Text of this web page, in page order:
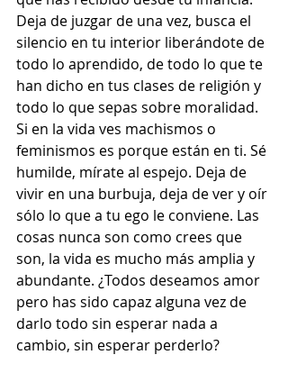
Deja de juzgar de una vez, busca el
silencio en tu interior liberándote de
todo lo aprendido, de todo lo que te
han dicho en tus clases de religión y
todo lo que sepas sobre moralidad.
Si en la vida ves machismos o
feminismos es porque están en ti. Sé
humilde, mírate al espejo. Deja de
vivir en una burbuja, deja de ver y oír
sólo lo que a tu ego le conviene. Las
cosas nunca son como crees que
son, la vida es mucho más amplia y
abundante. ¿Todos deseamos amor
pero has sido capaz alguna vez de
darlo todo sin esperar nada a
cambio, sin esperar perderlo?